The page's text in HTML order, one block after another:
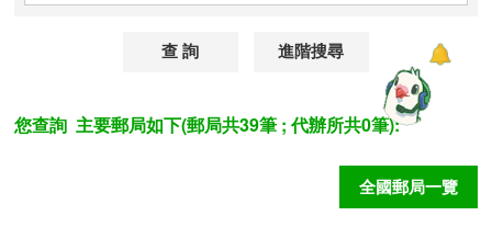
進階搜尋
您查詢 主要郵局如下(郵局共39筆 ; 代辦所共0筆):
全國郵局一覽